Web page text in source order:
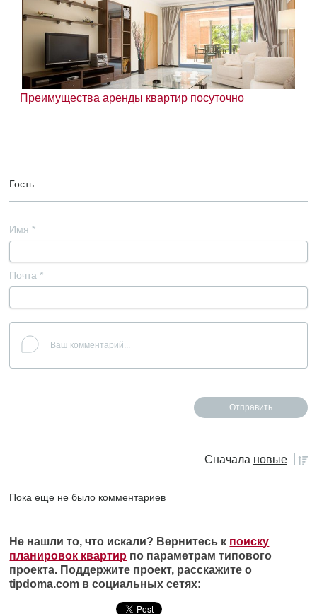
Преимущества аренды квартир посуточно
Гость
Имя *
Почта *
Сначала новые
Пока еще не было комментариев
Не нашли то, что искали? Вернитесь к поиску
планировок квартир по параметрам типового
проекта. Поддержите проект, расскажите о
tipdoma.com в социальных сетях: